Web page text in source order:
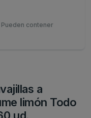
contener
a
limón Todo